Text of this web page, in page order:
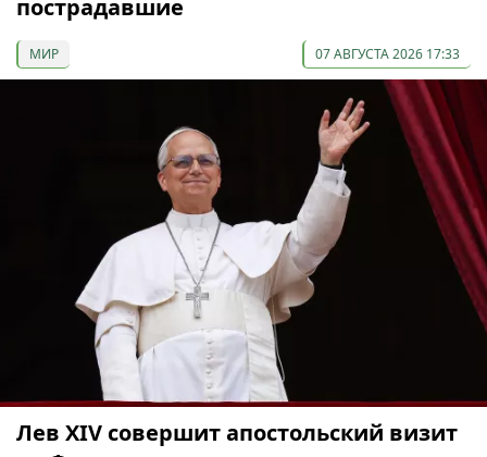
пострадавшие
МИР 07 АВГУСТА 2026 17:33
Лев XIV совершит апостольский визит